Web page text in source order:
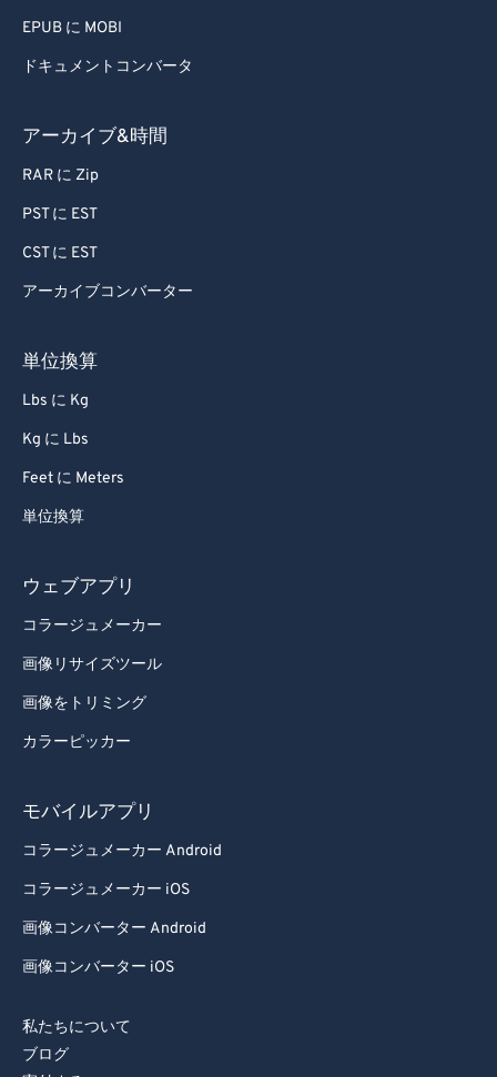
EPUB に MOBI
ドキュメントコンバータ
アーカイブ&時間
RAR に Zip
PST に EST
CST に EST
アーカイブコンバーター
単位換算
Lbs に Kg
Kg に Lbs
Feet に Meters
単位換算
ウェブアプリ
コラージュメーカー
画像リサイズツール
画像をトリミング
カラーピッカー
モバイルアプリ
コラージュメーカー Android
コラージュメーカー iOS
画像コンバーター Android
画像コンバーター iOS
私たちについて
ブログ